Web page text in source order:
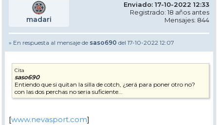
madari
Enviado: 17-10-2022 12:33
Registrado: 18 años antes
Mensajes: 844
» En respuesta al mensaje de saso690 del 17-10-2022 12:07
Cita
saso690
Entiendo que si quitan la silla de cotch, ¿será para poner otro no?
con las dos perchas no seria suficiente...
[www.nevasport.com]